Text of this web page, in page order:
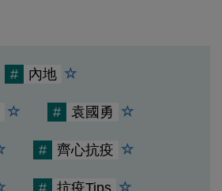
# 內地
# 袁國勇
# 齊心抗疫